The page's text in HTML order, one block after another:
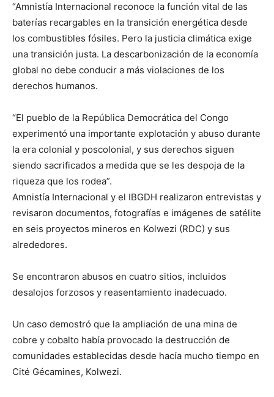
“Amnistía Internacional reconoce la función vital de las
baterías recargables en la transición energética desde
los combustibles fósiles. Pero la justicia climática exige
una transición justa. La descarbonización de la economía
global no debe conducir a más violaciones de los
derechos humanos.
“El pueblo de la República Democrática del Congo
experimentó una importante explotación y abuso durante
la era colonial y poscolonial, y sus derechos siguen
siendo sacrificados a medida que se les despoja de la
riqueza que los rodea”.
Amnistía Internacional y el IBGDH realizaron entrevistas y
revisaron documentos, fotografías e imágenes de satélite
en seis proyectos mineros en Kolwezi (RDC) y sus
alrededores.
Se encontraron abusos en cuatro sitios, incluidos
desalojos forzosos y reasentamiento inadecuado.
Un caso demostró que la ampliación de una mina de
cobre y cobalto había provocado la destrucción de
comunidades establecidas desde hacía mucho tiempo en
Cité Gécamines, Kolwezi.